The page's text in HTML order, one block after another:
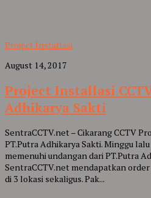
Project Installasi
August 14, 2017
Project Installasi
Adhikarya Sakti
SentraCCTV.net – Cikarang CCTV
PT.Putra Adhikarya Sakti. Minggu
memenuhi undangan dari PT.Putra
SentraCCTV.net mendapatkan
di 3 lokasi sekaligus. Pak...